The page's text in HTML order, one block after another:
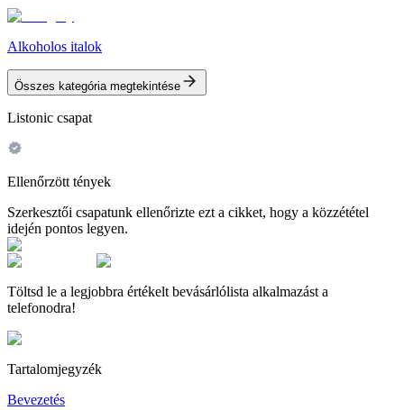
Alkoholos italok
Összes kategória megtekintése
Listonic csapat
Ellenőrzött tények
Szerkesztői csapatunk ellenőrizte ezt a cikket, hogy a közzététel
idején pontos legyen.
Töltsd le a legjobbra értékelt bevásárlólista alkalmazást a
telefonodra!
Tartalomjegyzék
Bevezetés